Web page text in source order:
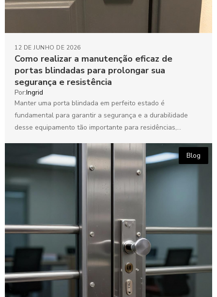
Como realizar a manutenção eficaz de
portas blindadas para prolongar sua
segurança e resistência
12 DE JUNHO DE 2026
Por:Ingrid
Manter uma porta blindada em perfeito estado é
fundamental para garantir a segurança e a durabilidade
desse equipamento tão importante para residências,
Blog